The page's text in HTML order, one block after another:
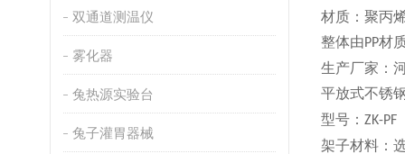
双通道测温仪
雾化器
兔热源实验台
兔子灌胃器械
材质：聚丙
整体由PP材
生产厂家：
平放式不锈
型号： ZK-PF
架子材料：